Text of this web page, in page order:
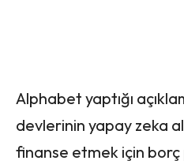
Alphabet yaptığı
devlerinin yapay zeka
finanse etmek için borç